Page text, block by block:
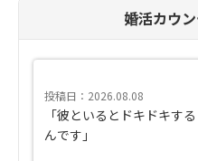
婚活カウ
投稿日：2026.08.08
「彼といるとドキドキする
んです」